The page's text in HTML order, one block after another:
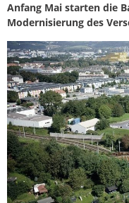
Anfang Mai starten die
Modernisierung des